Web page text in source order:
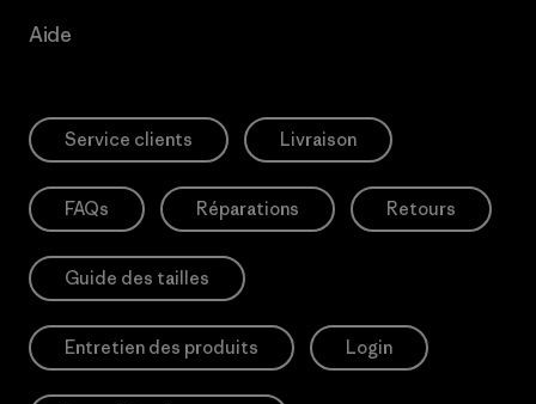
Aide
Service clients Livraison
FAQs Réparations Retours
Guide des tailles
Entretien des produits Login